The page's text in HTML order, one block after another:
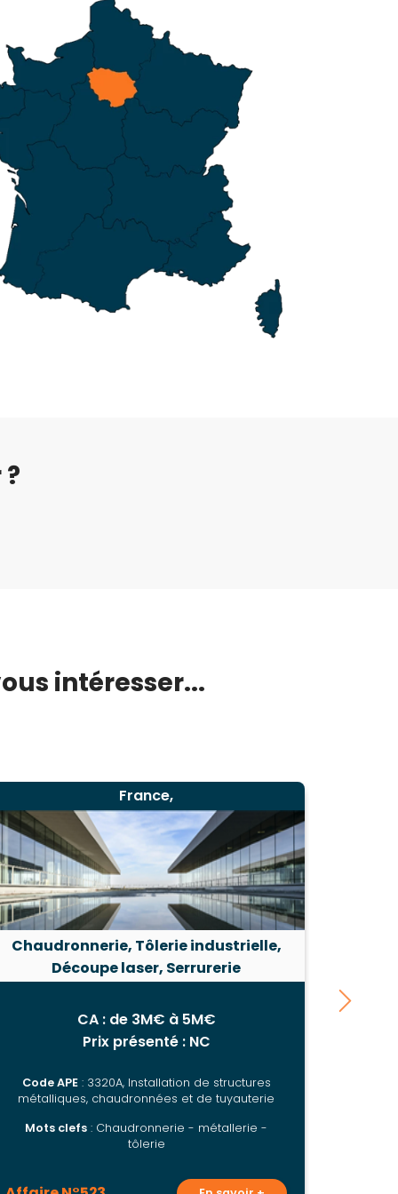
intéresser...
France,
Chaudronnerie, Tôlerie industrielle,
Découpe laser, Serrurerie
CA : de 3M€ à 5M€
Prix présenté : NC
Code APE: 3320A, Installation de structures
métalliques, chaudronnées et de tuyauterie
Mots clefs : Chaudronnerie - métallerie -
tôlerie